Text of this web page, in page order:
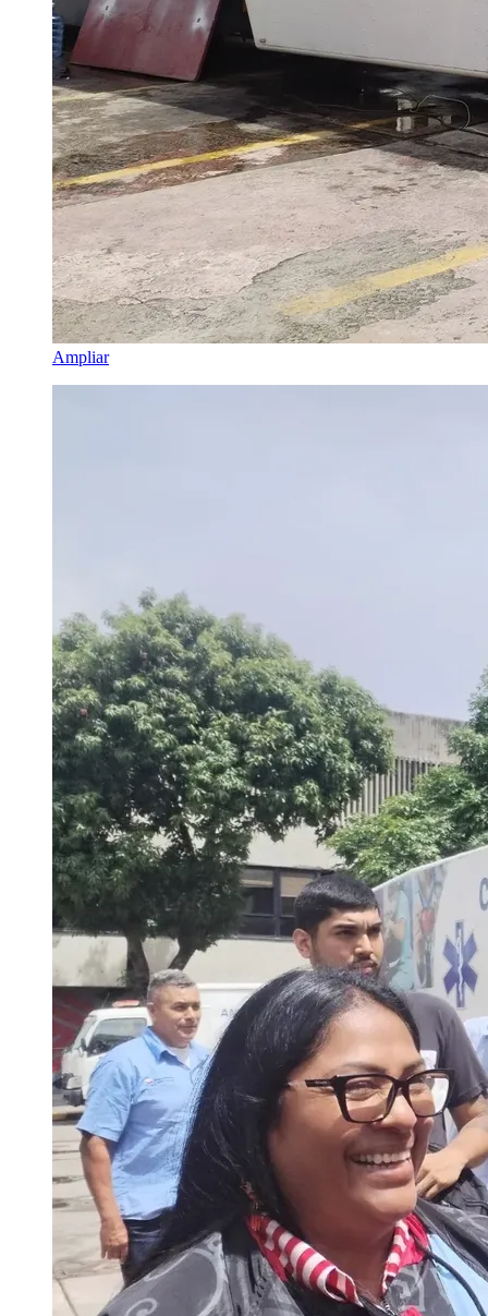
Ampliar